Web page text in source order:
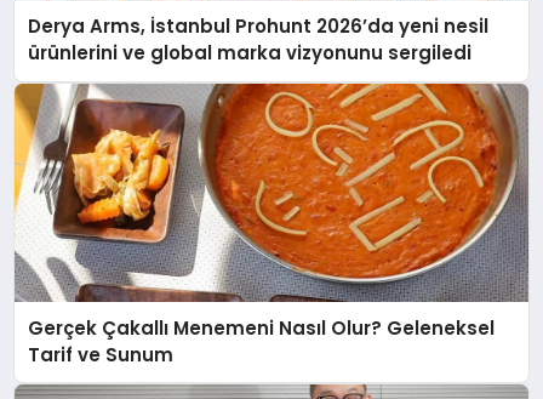
Derya Arms, İstanbul Prohunt 2026’da yeni nesil
ürünlerini ve global marka vizyonunu sergiledi
Gerçek Çakallı Menemeni Nasıl Olur? Geleneksel
Tarif ve Sunum